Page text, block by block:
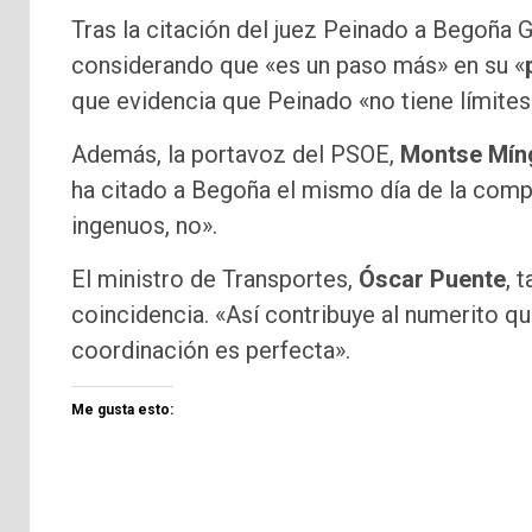
Tras la citación del juez Peinado a Begoña
considerando que «es un paso más» en su «
que evidencia que Peinado «no tiene
Además, la portavoz del PSOE, Montse
ha citado a Begoña el mismo día de la
ingenuos, no».
El ministro de Transportes, Óscar Puente,
coincidencia. «Así contribuye al numerito
coordinación es perfecta».
Me gusta esto: